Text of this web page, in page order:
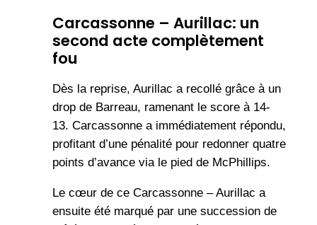
Carcassonne – Aurillac: un
second acte complètement
fou
Dès la reprise, Aurillac a recollé grâce à un
drop de Barreau, ramenant le score à 14-
13. Carcassonne a immédiatement répondu,
profitant d’une pénalité pour redonner quatre
points d’avance via le pied de McPhillips.
Le cœur de ce Carcassonne – Aurillac a
ensuite été marqué par une succession de